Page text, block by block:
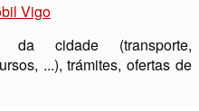
Vigo
da cidade (transporte,
...), trámites, ofertas de